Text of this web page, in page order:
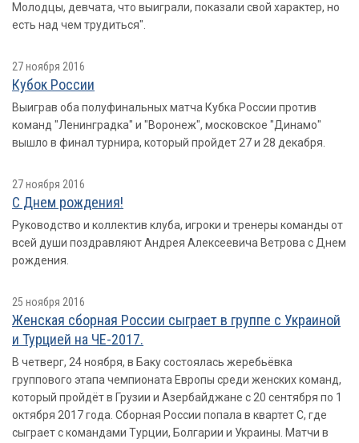
Молодцы, девчата, что выиграли, показали свой характер, но
есть над чем трудиться".
27 ноября 2016
Кубок России
Выиграв оба полуфинальных матча Кубка России против
команд "Ленинградка" и "Воронеж", московское "Динамо"
вышло в финал турнира, который пройдет 27 и 28 декабря.
27 ноября 2016
С Днем рождения!
Руководство и коллектив клуба, игроки и тренеры команды от
всей души поздравляют Андрея Алексеевича Ветрова с Днем
рождения.
25 ноября 2016
Женская сборная России сыграет в группе с Украиной
и Турцией на ЧЕ-2017.
В четверг, 24 ноября, в Баку состоялась жеребьёвка
группового этапа чемпионата Европы среди женских команд,
который пройдёт в Грузии и Азербайджане с 20 сентября по 1
октября 2017 года. Сборная России попала в квартет С, где
сыграет с командами Турции, Болгарии и Украины. Матчи в